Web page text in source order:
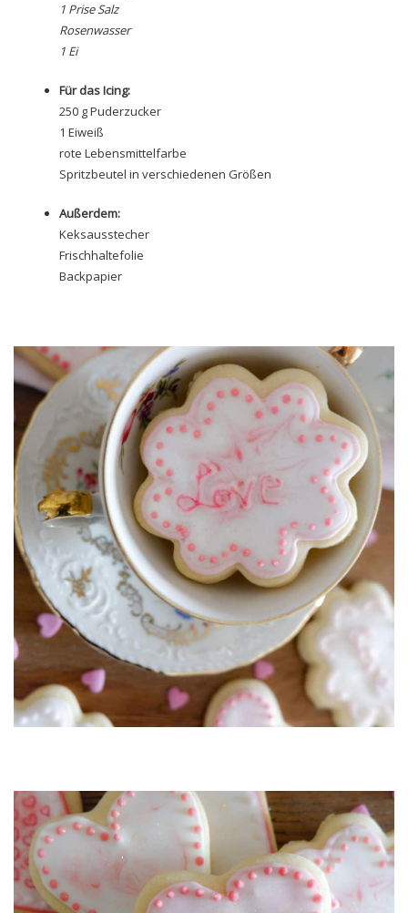
1 Prise Salz
Rosenwasser
1 Ei
Für das Icing:
250 g Puderzucker
1 Eiweiß
rote Lebensmittelfarbe
Spritzbeutel in verschiedenen Größen
Außerdem:
Keksausstecher
Frischhaltefolie
Backpapier